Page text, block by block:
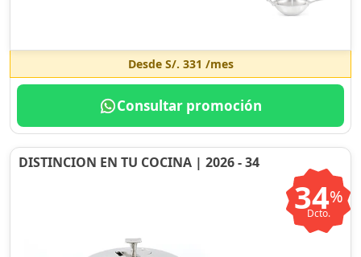
Desde S/. 331 /mes
Consultar promoción
DISTINCION EN TU COCINA | 2026 - 34
34%
Dcto.